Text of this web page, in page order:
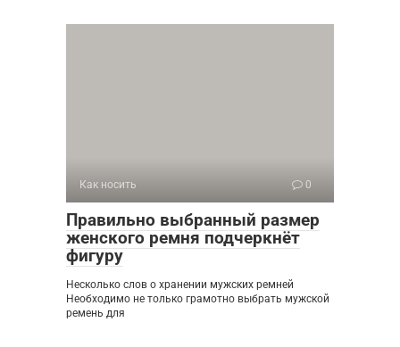
Как носить 0
Правильно выбранный размер
женского ремня подчеркнёт
фигуру
Несколько слов о хранении мужских ремней
Необходимо не только грамотно выбрать мужской
ремень для